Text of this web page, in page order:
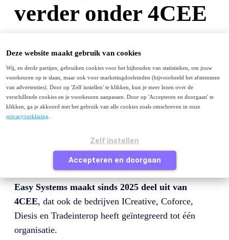
Deze website maakt gebruik van cookies
Wij, en derde partijen, gebruiken cookies voor het bijhouden van statistieken, om jouw
voorkeuren op te slaan, maar ook voor marketingdoeleinden (bijvoorbeeld het afstemmen
van advertenties). Door op 'Zelf instellen' te klikken, kun je meer lezen over de
verschillende cookies en je voorkeuren aanpassen. Door op 'Accepteren en doorgaan' te
klikken, ga je akkoord met het gebruik van alle cookies zoals omschreven in onze
privacyverklaring
Zelf instellen
Accepteren en doorgaan
verder onder 4CEE
Menu
Purchase to Pay
E-facturatie
Peppol
Contact
Je bezoekt deze pagina waarschijnlijk omdat je van
komt en op zoek bent naar Easy
Systems of naar informatie over factuurverwerking of
purchase to pay.
Easy Systems maakt sinds 2025 deel uit van
4CEE, dat ook de bedrijven ICreative, Coforce,
Diesis en Tradeinterop heeft geïntegreerd tot één
organisatie.